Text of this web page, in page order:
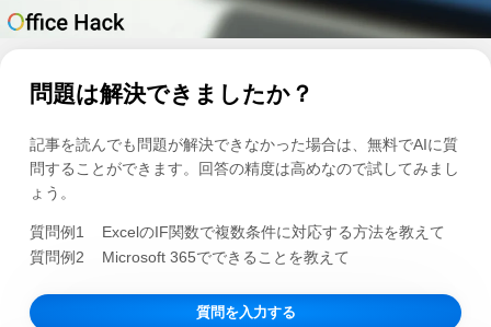
問題は解決できましたか？
記事を読んでも問題が解決できなかった場合は、無料でAIに質
問することができます。回答の精度は高めなので試してみまし
ょう。
質問例1
ExcelのIF関数で複数条件に対応する方法を教えて
質問例2
Microsoft 365でできることを教えて
質問を入力する